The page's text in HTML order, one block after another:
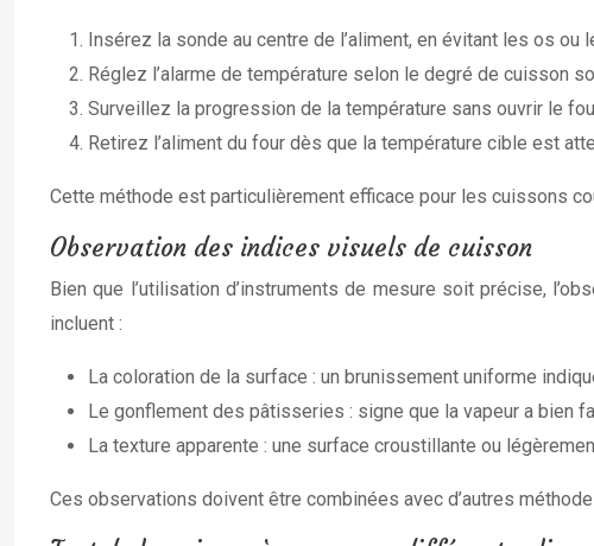
Insérez la sonde au centre de l’aliment, en évitant les os ou
Réglez l’alarme de température selon le degré de cuisson
Surveillez la progression de la température sans ouvrir le
Retirez l’aliment du four dès que la température cible est
Cette méthode est particulièrement efficace pour les cuissons
Observation des indices visuels de cuisson
Bien que l’utilisation d’instruments de mesure soit précise,
incluent :
La coloration de la surface : un brunissement uniforme
Le gonflement des pâtisseries : signe que la vapeur a bien
La texture apparente : une surface croustillante ou
Ces observations doivent être combinées avec d’autres